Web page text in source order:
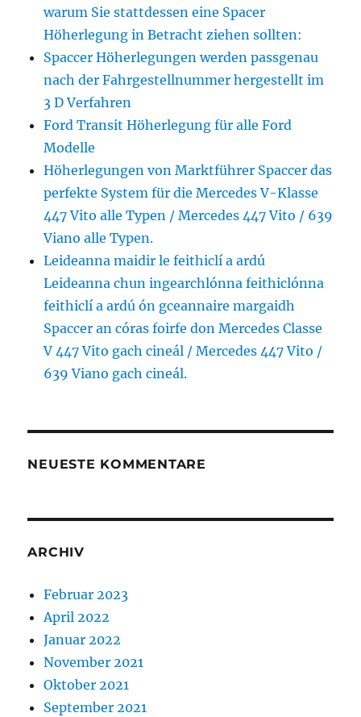
warum Sie stattdessen eine Spacer
Höherlegung in Betracht ziehen sollten:
Spaccer Höherlegungen werden passgenau
nach der Fahrgestellnummer hergestellt im
3 D Verfahren
Ford Transit Höherlegung für alle Ford
Modelle
Höherlegungen von Marktführer Spaccer das
perfekte System für die Mercedes V-Klasse
447 Vito alle Typen / Mercedes 447 Vito / 639
Viano alle Typen.
Leideanna maidir le feithiclí a ardú
Leideanna chun ingearchlónna feithiclónna
feithiclí a ardú ón gceannaire margaidh
Spaccer an córas foirfe don Mercedes Classe
V 447 Vito gach cineál / Mercedes 447 Vito /
639 Viano gach cineál.
NEUESTE KOMMENTARE
ARCHIV
Februar 2023
April 2022
Januar 2022
November 2021
Oktober 2021
September 2021